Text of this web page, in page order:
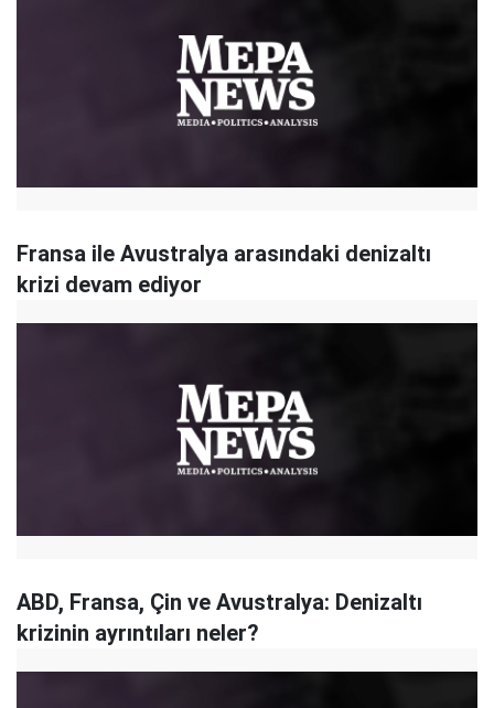
Fransa ile Avustralya arasındaki denizaltı
krizi devam ediyor
ABD, Fransa, Çin ve Avustralya: Denizaltı
krizinin ayrıntıları neler?